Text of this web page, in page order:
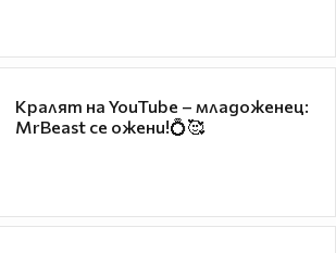
Кралят на YouTube – младоженец:
MrBeast се ожени!💍🥰